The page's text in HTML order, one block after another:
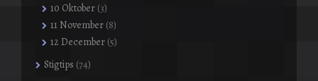
10 Oktober (3)
11 November (8)
12 December (5)
Stigtips (74)